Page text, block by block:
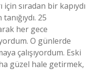
sıradan bir kapıydı
25
her gece
O günlerde
çalışıyordum. Eski
güzel hale getirmek,